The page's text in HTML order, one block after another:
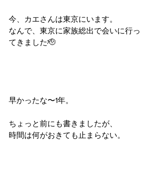
今、カエさんは東京にいます。
なんで、東京に家族総出で会いに行っ
てきました🫡
早かったな〜1年。
ちょっと前にも書きましたが、
時間は何がおきても止まらない。